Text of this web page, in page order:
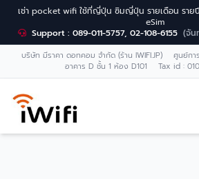
เช่า pocket wifi ใช้ที่ญี่ปุ่น ซิมญี่ปุ่น รายเดือน รา
eSim
Support : 089-011-5757, 02-108-6155 (จัน
บริษัท มีราคา ดอทคอม จำกัด (ร้าน IWIFI.JP) ศูนย์ก
อาคาร D ชั้น 1 ห้อง D101 Tax id :